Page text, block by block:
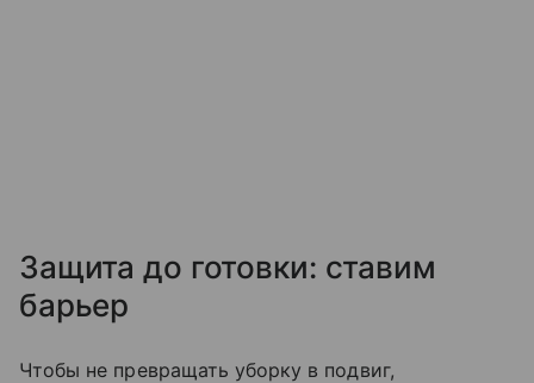
Защита до готовки: ставим
барьер
Чтобы не превращать уборку в подвиг,